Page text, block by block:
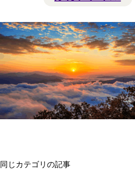
同じカテゴリの記事